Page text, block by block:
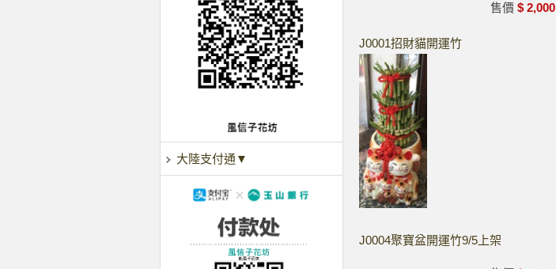
大陸支付通▼
售價$ 2,000
J0001招財貓開運竹
J0004聚寶盆開運竹9/5上架